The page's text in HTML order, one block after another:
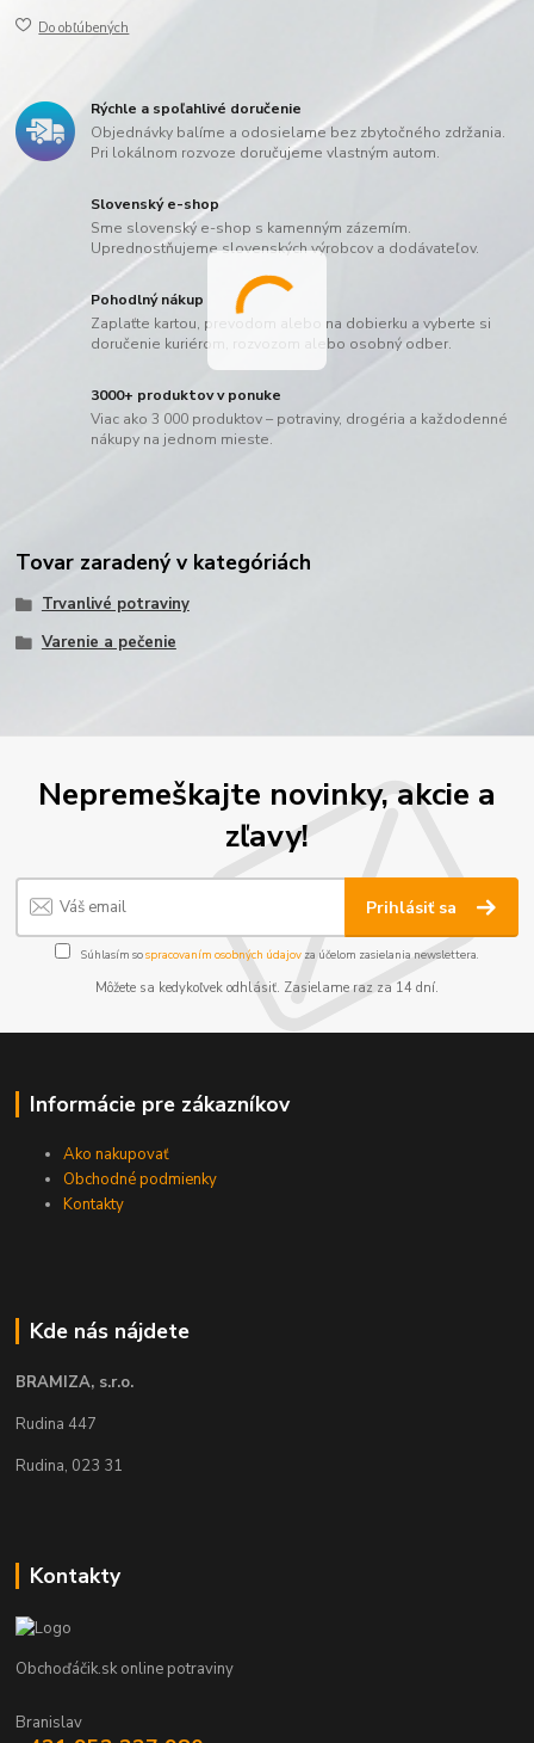
Do obľúbených
Rýchle a spoľahlivé doručenie
Objednávky balíme a odosielame bez zbytočného zdržania.
Pri lokálnom rozvoze doručujeme vlastným autom.
Slovenský e-shop
Sme slovenský e-shop s kamenným zázemím.
Uprednostňujeme slovenských výrobcov a dodávateľov.
Pohodlný nákup
Zaplaťte kartou, prevodom alebo na dobierku a vyberte si
doručenie kuriérom, rozvozom alebo osobný odber.
3000+ produktov v ponuke
Viac ako 3 000 produktov – potraviny, drogéria a každodenné
nákupy na jednom mieste.
Tovar zaradený v kategóriách
Trvanlivé potraviny
Varenie a pečenie
Nepremeškajte novinky, akcie a
zľavy!
Prihlásiť sa
Súhlasím sospracovaním osobných údajov za účelom zasielania newslettera.
Môžete sa kedykoľvek odhlásiť. Zasielame raz za 14 dní.
Informácie pre zákazníkov
Ako nakupovať
Obchodné podmienky
Kontakty
Kde nás nájdete
BRAMIZA, s.r.o.
Rudina 447
Rudina, 023 31
Kontakty
Obchoďáčik.sk online potraviny
Branislav